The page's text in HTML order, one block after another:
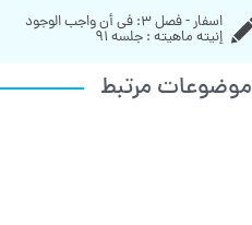
إنيته ماهيته : جلسه ۹۱
موضوعات مرتبط